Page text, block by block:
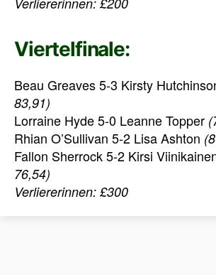
Viertelfinale:
Beau Greaves 5-3 Kirsty
83,91)
Lorraine Hyde 5-0 Leanne Topper
Rhian O’Sullivan 5-2 Lisa Ashton
Fallon Sherrock 5-2 Kirsi
76,54)
Verliererinnen: £300